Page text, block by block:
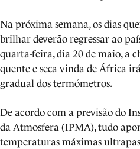
Na próxima semana, os dias
brilhar deverão regressar ao
quarta-feira, dia 20 de maio, a
quente e seca vinda de África
gradual dos termómetros.
De acordo com a previsão do
da Atmosfera (IPMA), tudo
temperaturas máximas